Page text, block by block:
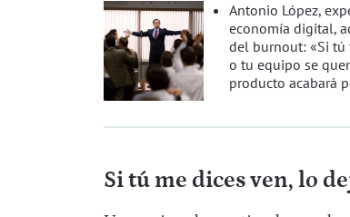
Antonio López,
economía digital,
del burnout: «Si tú
o tu equipo se
producto acabará
Si tú me dices ven, lo